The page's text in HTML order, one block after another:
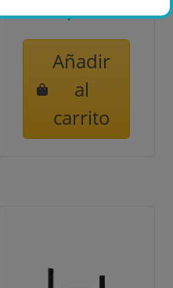
99,00 €
Añadir
al
carrito